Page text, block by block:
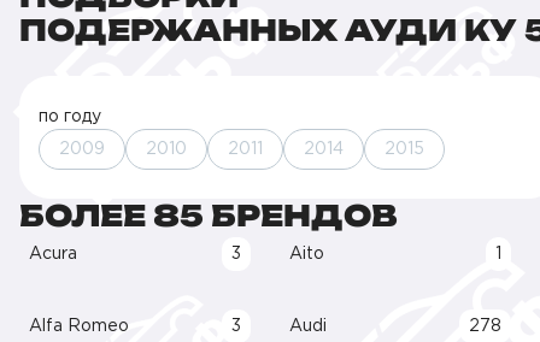
ПОДЕРЖАННЫХ АУДИ КУ
по году
2009 2010 2011 2014 2015
БОЛЕЕ 85 БРЕНДОВ
Acura 3 Aito
Alfa Romeo 3 Audi 278